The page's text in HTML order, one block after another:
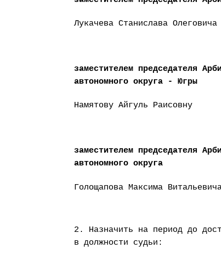
Лукачева Станислава Олеговича
заместителем председателя
автономного округа - Югры
Намятову Айгуль Раисовну
заместителем председателя
автономного округа
Голощапова Максима
2. Назначить на период до
в должности судьи: